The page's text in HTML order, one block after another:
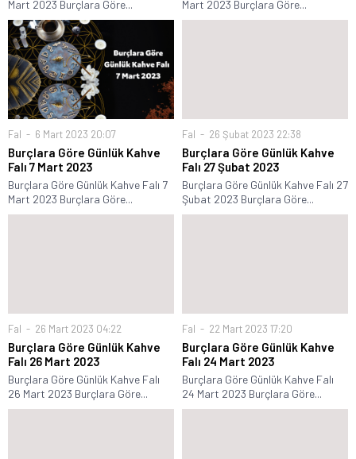
Mart 2023 Burçlara Göre...
Mart 2023 Burçlara Göre...
Fal 6 Mart 2023 20:07
Burçlara Göre Günlük Kahve
Falı 7 Mart 2023
Burçlara Göre Günlük Kahve Falı 7
Mart 2023 Burçlara Göre...
Fal 26 Şubat 2023 22:38
Burçlara Göre Günlük Kahve
Falı 27 Şubat 2023
Burçlara Göre Günlük Kahve Falı 27
Şubat 2023 Burçlara Göre...
Fal 26 Mart 2023 04:22
Burçlara Göre Günlük Kahve
Falı 26 Mart 2023
Burçlara Göre Günlük Kahve Falı
26 Mart 2023 Burçlara Göre...
Fal 22 Mart 2023 17:20
Burçlara Göre Günlük Kahve
Falı 24 Mart 2023
Burçlara Göre Günlük Kahve Falı
24 Mart 2023 Burçlara Göre...